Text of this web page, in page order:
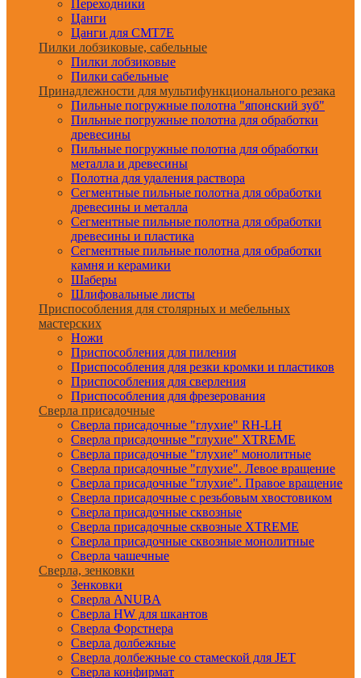
Переходники
Цанги
Цанги для CMT7E
Пилки лобзиковые, сабельные
Пилки лобзиковые
Пилки сабельные
Принадлежности для мультифункционального резака
Пильные погружные полотна "японский зуб"
Пильные погружные полотна для обработки
древесины
Пильные погружные полотна для обработки
металла и древесины
Полотна для удаления раствора
Сегментные пильные полотна для обработки
древесины и металла
Сегментные пильные полотна для обработки
древесины и пластика
Сегментные пильные полотна для обработки
камня и керамики
Шаберы
Шлифовальные листы
Приспособления для столярных и мебельных
мастерских
Ножи
Приспособления для пиления
Приспособления для резки кромки и пластиков
Приспособления для сверления
Приспособления для фрезерования
Сверла присадочные
Сверла присадочные "глухие" RH-LH
Сверла присадочные "глухие" XTREME
Сверла присадочные "глухие" монолитные
Сверла присадочные "глухие". Левое вращение
Сверла присадочные "глухие". Правое вращение
Сверла присадочные с резьбовым хвостовиком
Сверла присадочные сквозные
Сверла присадочные сквозные XTREME
Сверла присадочные сквозные монолитные
Сверла чашечные
Сверла, зенковки
Зенковки
Сверла ANUBA
Сверла HW для шкантов
Сверла Форстнера
Сверла долбежные
Сверла долбежные со стамеской для JET
Сверла конфирмат